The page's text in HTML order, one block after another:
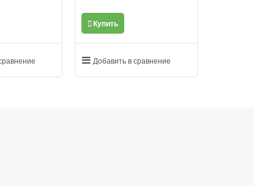
Купить
Добавить в сравнение